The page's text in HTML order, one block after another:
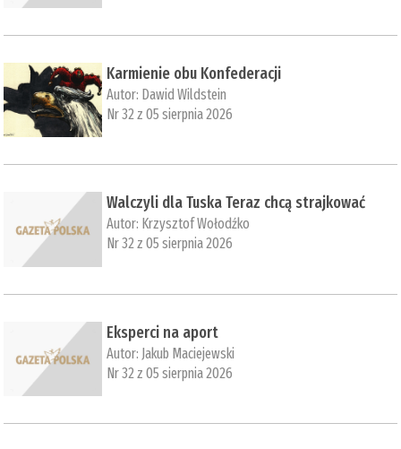
Karmienie obu Konfederacji
Autor: Dawid Wildstein
Nr 32 z 05 sierpnia 2026
Walczyli dla Tuska Teraz chcą strajkować
Autor: Krzysztof Wołodźko
Nr 32 z 05 sierpnia 2026
Eksperci na aport
Autor: Jakub Maciejewski
Nr 32 z 05 sierpnia 2026